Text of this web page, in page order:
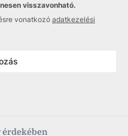
érdekében
visszavonható.
vonatkozó adatkezelési